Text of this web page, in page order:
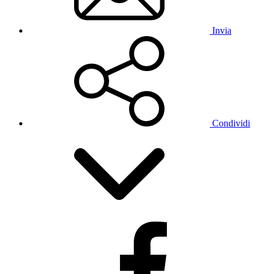
Invia
Condividi